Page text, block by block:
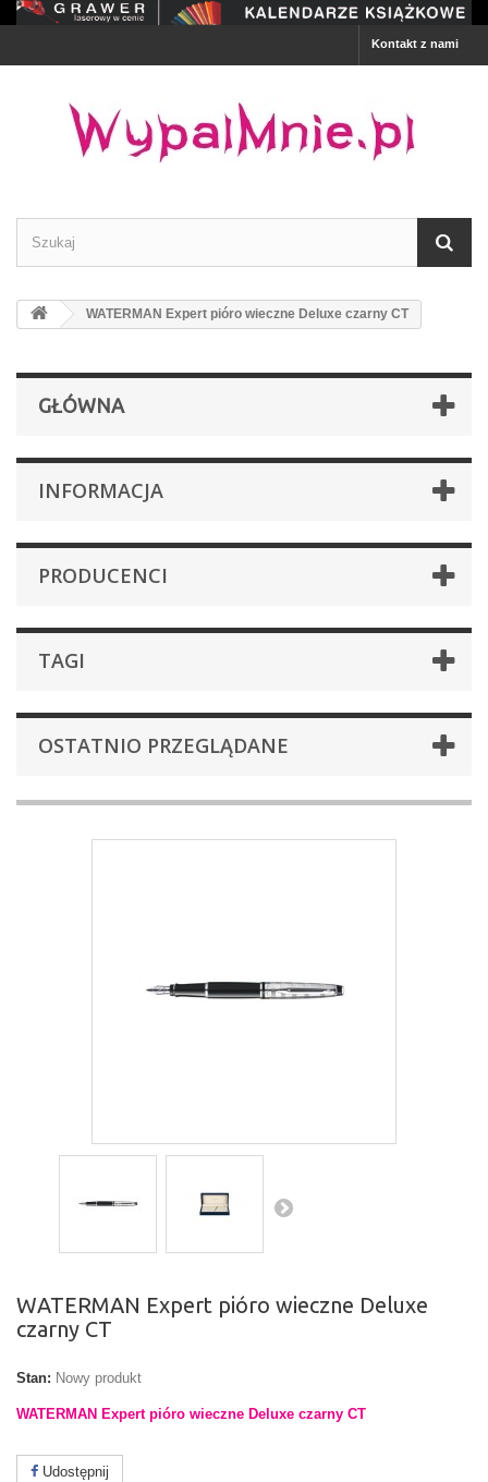
Kontakt z nami
WATERMAN Expert pióro wieczne Deluxe czarny CT
GŁÓWNA
INFORMACJA
PRODUCENCI
TAGI
OSTATNIO PRZEGLĄDANE
WATERMAN Expert pióro wieczne Deluxe
czarny CT
Stan: Nowy produkt
WATERMAN Expert pióro wieczne Deluxe czarny CT
Udostępnij